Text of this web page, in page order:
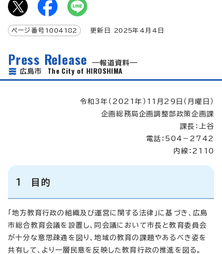
ページ番号 1004182 更新日 2025年4月4日
Press Release
報道資料
広島市 The City of HIROSHIMA
令和3年（2021年）11月29日（月曜日）
企画総務局企画調整部政策企画課
課長：上谷
電話：504－2742
内線：2110
1 目的
「地方教育行政の組織及び運営に関する法律」に基づき、広島
市総合教育会議を設置し、同会議において市長と教育委員会
が十分な意思疎通を図り、地域の教育の課題やあるべき姿を
共有して、より一層民意を反映した教育行政の推進を図る。